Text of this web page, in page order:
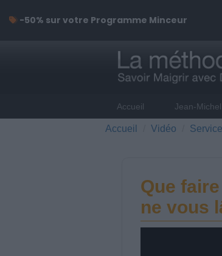
Accueil Jean-
Accueil Vidéo
Que
ne vous
-50% sur votre Programme Minceur